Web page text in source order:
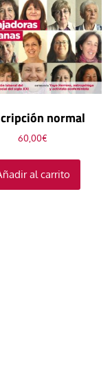
normal
60,00€
al carrito